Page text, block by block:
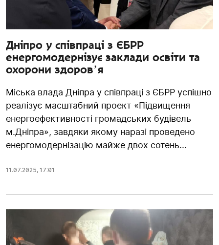
Дніпро у співпраці з ЄБРР
енергомодернізує заклади освіти та
охорони здоровʼя
Міська влада Дніпра у співпраці з ЄБРР успішно
реалізує масштабний проект «Підвищення
енергоефективності громадських будівель
м.Дніпра», завдяки якому наразі проведено
енергомодернізацію майже двох сотень...
11.07.2025, 17:01